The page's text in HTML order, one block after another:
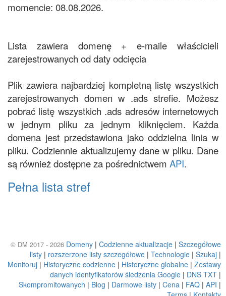
momencie: 08.08.2026.
Lista zawiera domenę + e-maile właścicieli
zarejestrowanych od daty odcięcia
Plik zawiera najbardziej kompletną listę wszystkich
zarejestrowanych domen w .ads strefie. Możesz
pobrać listę wszystkich .ads adresów internetowych
w jednym pliku za jednym kliknięciem. Każda
domena jest przedstawiona jako oddzielna linia w
pliku. Codziennie aktualizujemy dane w pliku. Dane
są również dostępne za pośrednictwem API.
Pełna lista stref
© DM 2017 - 2026 Domeny | Codzienne aktualizacje | Szczegółowe
listy | rozszerzone listy szczegółowe | Technologie | Szukaj |
Monitoruj | Historyczne codzienne | Historyczne globalne | Zestawy
danych identyfikatorów śledzenia Google | DNS TXT |
Skompromitowanych | Blog | Darmowe listy | Cena | FAQ | API |